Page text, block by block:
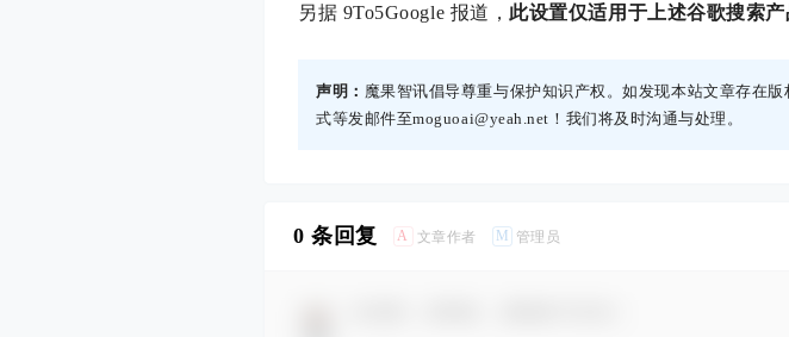
另据 9To5Google 报道， 此设置仅适用于上述谷歌搜索
声明： 魔果智讯倡导尊重与保护知识产权。如发现本站文章存在
式等发邮件至moguoai@yeah.net！我们将及时沟通与处理。
0 条回复 A 文章作者 M 管理员